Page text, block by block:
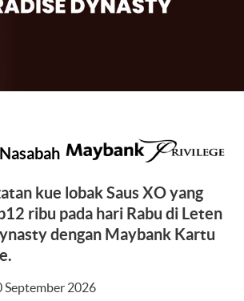
kue lobak Saus XO yang
ribu pada hari Rabu di Leten
dengan Maybank Kartu
September 2026